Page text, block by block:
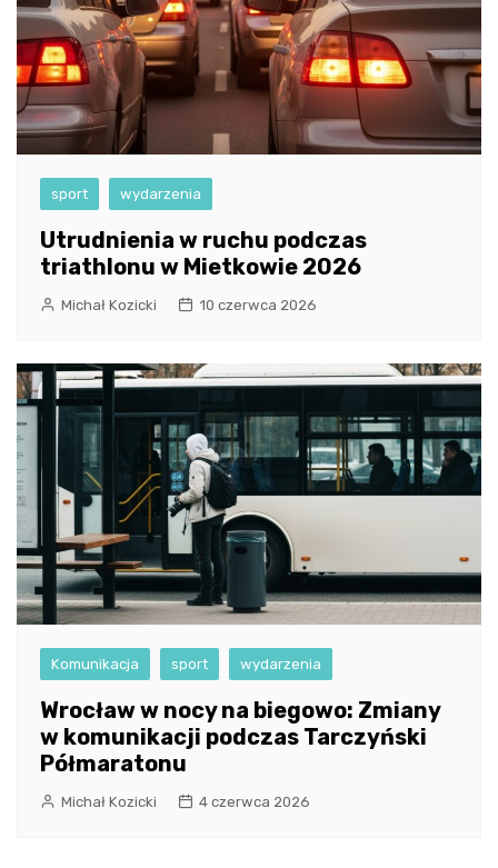
sport wydarzenia
Utrudnienia w ruchu podczas
triathlonu w Mietkowie 2026
Michał Kozicki 10 czerwca 2026
Komunikacja sport wydarzenia
Wrocław w nocy na biegowo: Zmiany
w komunikacji podczas Tarczyński
Półmaratonu
Michał Kozicki 4 czerwca 2026